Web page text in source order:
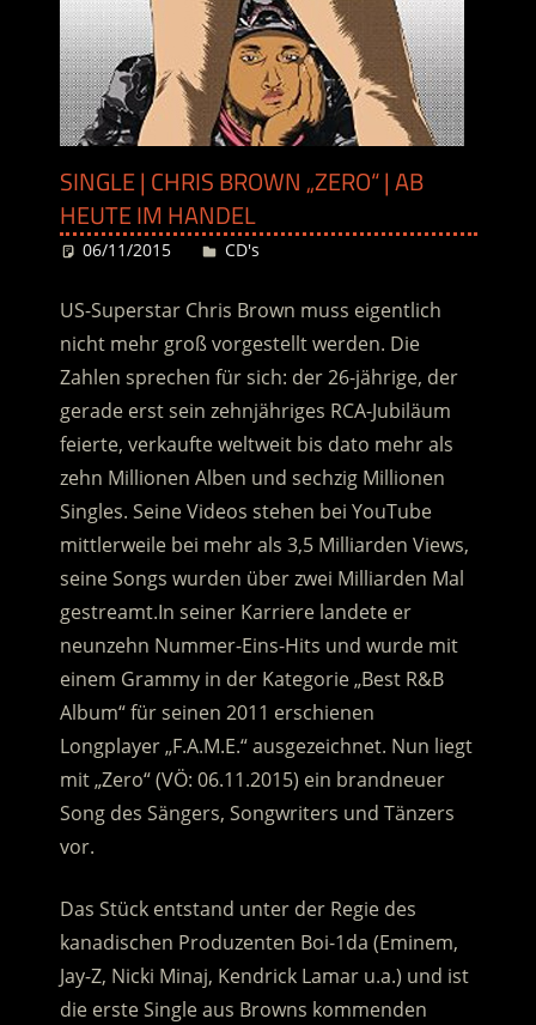
SINGLE | CHRIS BROWN „ZERO“ | AB
HEUTE IM HANDEL
06/11/2015 Desiree
CD's
US-Superstar Chris Brown muss eigentlich
nicht mehr groß vorgestellt werden. Die
Zahlen sprechen für sich: der 26-jährige, der
gerade erst sein zehnjähriges RCA-Jubiläum
feierte, verkaufte weltweit bis dato mehr als
zehn Millionen Alben und sechzig Millionen
Singles. Seine Videos stehen bei YouTube
mittlerweile bei mehr als 3,5 Milliarden Views,
seine Songs wurden über zwei Milliarden Mal
gestreamt.In seiner Karriere landete er
neunzehn Nummer-Eins-Hits und wurde mit
einem Grammy in der Kategorie „Best R&B
Album“ für seinen 2011 erschienen
Longplayer „F.A.M.E.“ ausgezeichnet. Nun liegt
mit „Zero“ (VÖ: 06.11.2015) ein brandneuer
Song des Sängers, Songwriters und Tänzers
vor.
Das Stück entstand unter der Regie des
kanadischen Produzenten Boi-1da (Eminem,
Jay-Z, Nicki Minaj, Kendrick Lamar u.a.) und ist
die erste Single aus Browns kommenden